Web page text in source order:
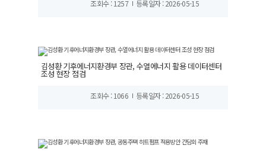
조회수 : 1257 등록일자 : 2026-05-15
김성환 기후에너지환경부 장관, 수열에너지 활용 데이터센터
조성 현장 점검
조회수 : 1066 등록일자 : 2026-05-15